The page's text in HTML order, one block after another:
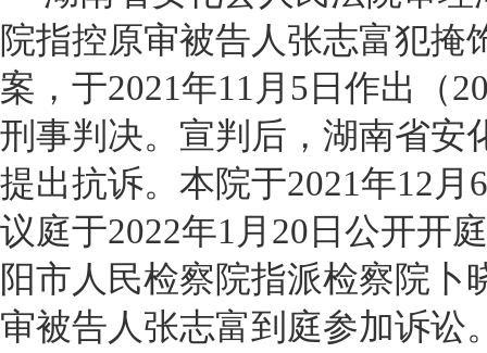
院指控原审被告人张志富犯掩
案，于2021年11月5日作出（
刑事判决。宣判后，湖南省安
提出抗诉。本院于2021年12
议庭于2022年1月20日公开开
阳市人民检察院指派检察院卜
审被告人张志富到庭参加诉讼